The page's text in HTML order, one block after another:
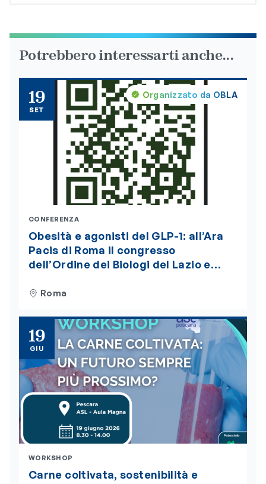
Potrebbero interessarti anche...
Organizzato da OBLA
19
SET
CONFERENZA
Obesità e agonisti del GLP-1: all’Ara
Pacis di Roma il congresso
dell’Ordine dei Biologi del Lazio e
Roma
19
GIU
WORKSHOP
Carne coltivata, sostenibilità e